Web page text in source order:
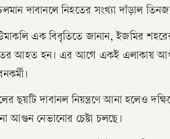
দাবানলে নিহতের সংখ্যা দাঁড়াল
এক বিবৃতিতে জানান, ইজমির
আহত হন। এর আগে একই এলাকায়
ছয়টি দাবানল নিয়ন্ত্রণে আনা হলেও
আগুন নেভানোর চেষ্টা চলছে।